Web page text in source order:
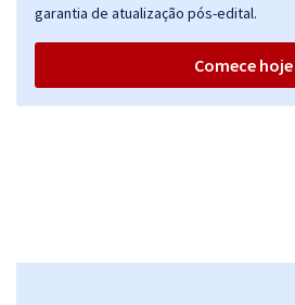
garantia de atualização pós-edital.
Comece hoje